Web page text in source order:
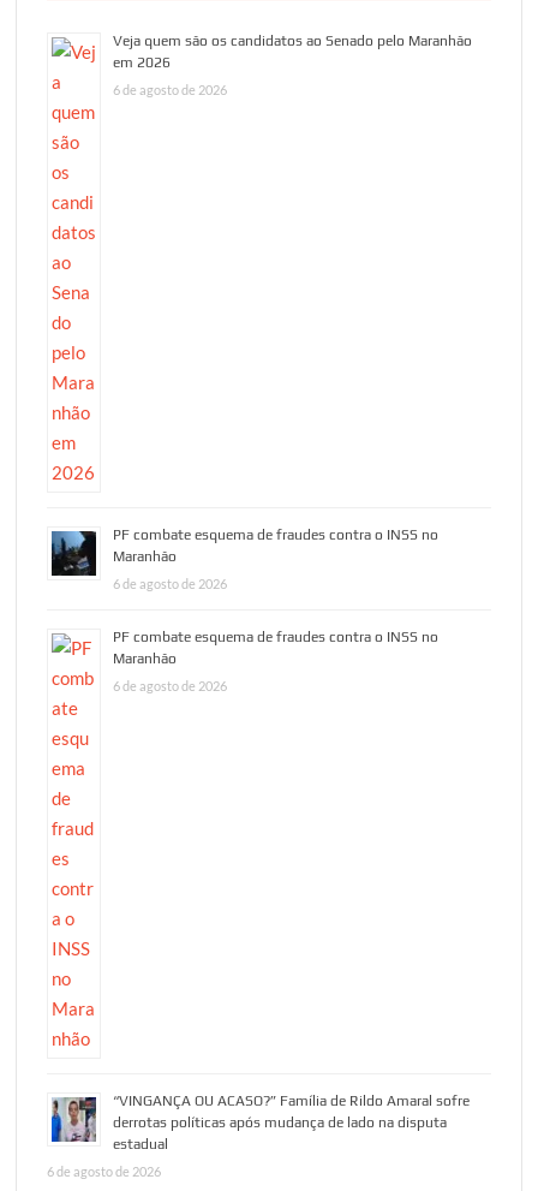
Veja quem são os candidatos ao Senado pelo Maranhão
em 2026
6 de agosto de 2026
PF combate esquema de fraudes contra o INSS no
Maranhão
6 de agosto de 2026
PF combate esquema de fraudes contra o INSS no
Maranhão
6 de agosto de 2026
“VINGANÇA OU ACASO?” Família de Rildo Amaral sofre
derrotas políticas após mudança de lado na disputa
estadual
6 de agosto de 2026